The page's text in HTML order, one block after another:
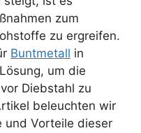
zum
zu ergreifen.
Buntmetall in
um die
Diebstahl zu
beleuchten wir
und Vorteile dieser